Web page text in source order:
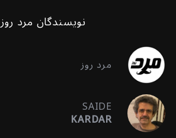
نویسندگان مرد روز
مرد روز
SAIDE
KARDAR